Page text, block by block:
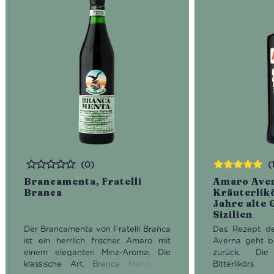
Brancamenta, Fratelli
Branca
Bewertet
(0)
Der Brancamenta von Fratelli Branca
ist ein herrlich frischer Amaro mit
einem eleganten Minz-Aroma. Die
klassische Art, Branca Menta zu
Amaro
Jahre alte
Sizilien
Das Rezept
Averna geht
zurück.
Bewertet
mit5.00von
5